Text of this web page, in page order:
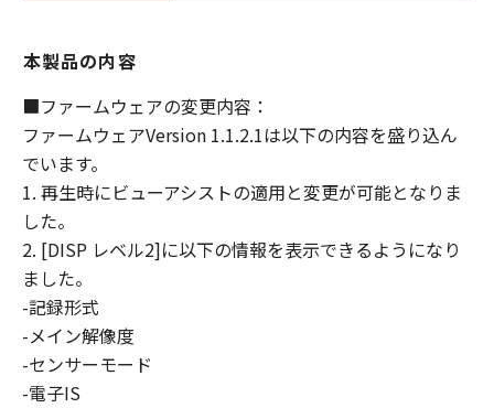
(1) 「許諾ソフトウェア」は、『現状有姿
ノン、キヤノンの子会社、それらの販売代
理店および販売店、並びに、その他「許諾
ソフトウェア」の取扱者および頒布者は、
「許諾ソフトウェア」に関して、商品性お
いかなる保証も、明示たると黙示たるとを
(2) キヤノン、キヤノンの子会社、それらの
販売代理店および販売店、並びに、その他
「許諾ソフトウェア」の取扱者および頒布
本製品の内容
■ファームウェアの変更内容：
ファームウェアVersion 1.1.2.1は以下の内容を盛り込ん
でいます。
1. 再生時にビューアシストの適用と変更が可能となりま
した。
2. [DISP レベル2]に以下の情報を表示できるようになり
ました。
-記録形式
-メイン解像度
-センサーモード
-電子IS